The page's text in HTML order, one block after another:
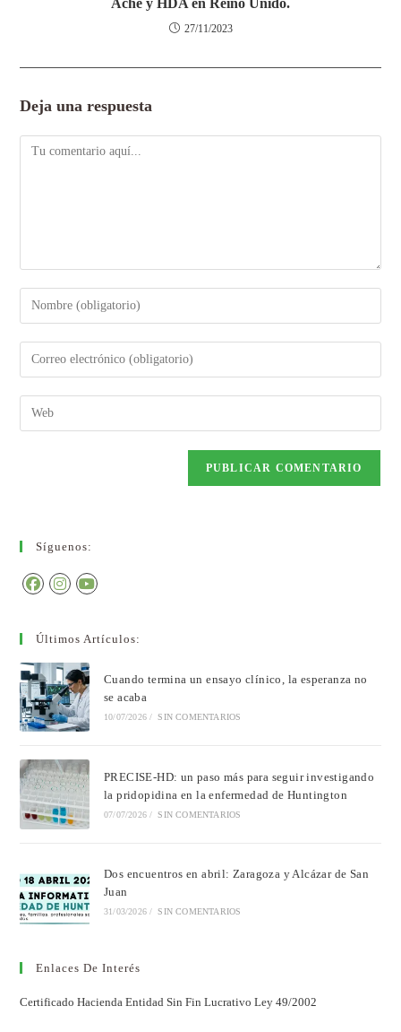
27/11/2023
Deja una respuesta
Síguenos:
Últimos Artículos:
Cuando termina un ensayo clínico, la esperanza no
se acaba
10/07/2026 / SIN COMENTARIOS
PRECISE-HD: un paso más para seguir investigando
la pridopidina en la enfermedad de Huntington
07/07/2026 / SIN COMENTARIOS
Dos encuentros en abril: Zaragoza y Alcázar de San
Juan
31/03/2026 / SIN COMENTARIOS
Enlaces De Interés
Certificado Hacienda Entidad Sin Fin Lucrativo Ley 49/2002